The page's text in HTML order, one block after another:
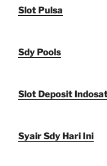
Slot Pulsa
Sdy Pools
Slot Deposit
Syair Sdy Hari Ini